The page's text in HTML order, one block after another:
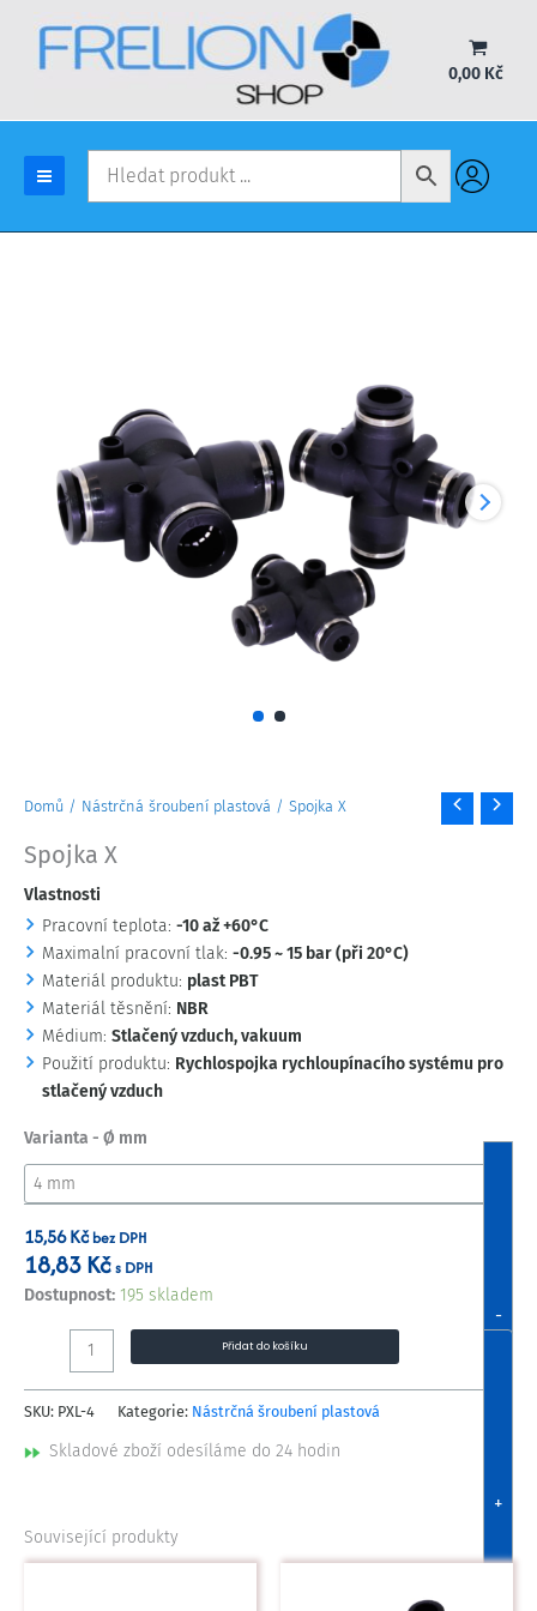
Přeskočit
obsah
0,00 Kč
Domů / Nástrčná šroubení plastová / Spojka X
Spojka X
Vlastnosti
Pracovní teplota: -10 až +60°C
Maximalní pracovní tlak: -0.95 ~ 15 bar (při 20°C)
Materiál produktu: plast PBT
Materiál těsnění: NBR
Médium: Stlačený vzduch, vakuum
Použití produktu: Rychlospojka rychloupínacího systému pro
stlačený vzduch
Varianta - Ø mm
15,56Kčbez DPH
18,83Kč s DPH
Dostupnost: 195 skladem
-
Spojka
množství
+
Přidat do košíku
SKU: PXL-4 Kategorie: Nástrčná šroubení plastová
Skladové zboží odesíláme do 24 hodin
Související produkty
produkt